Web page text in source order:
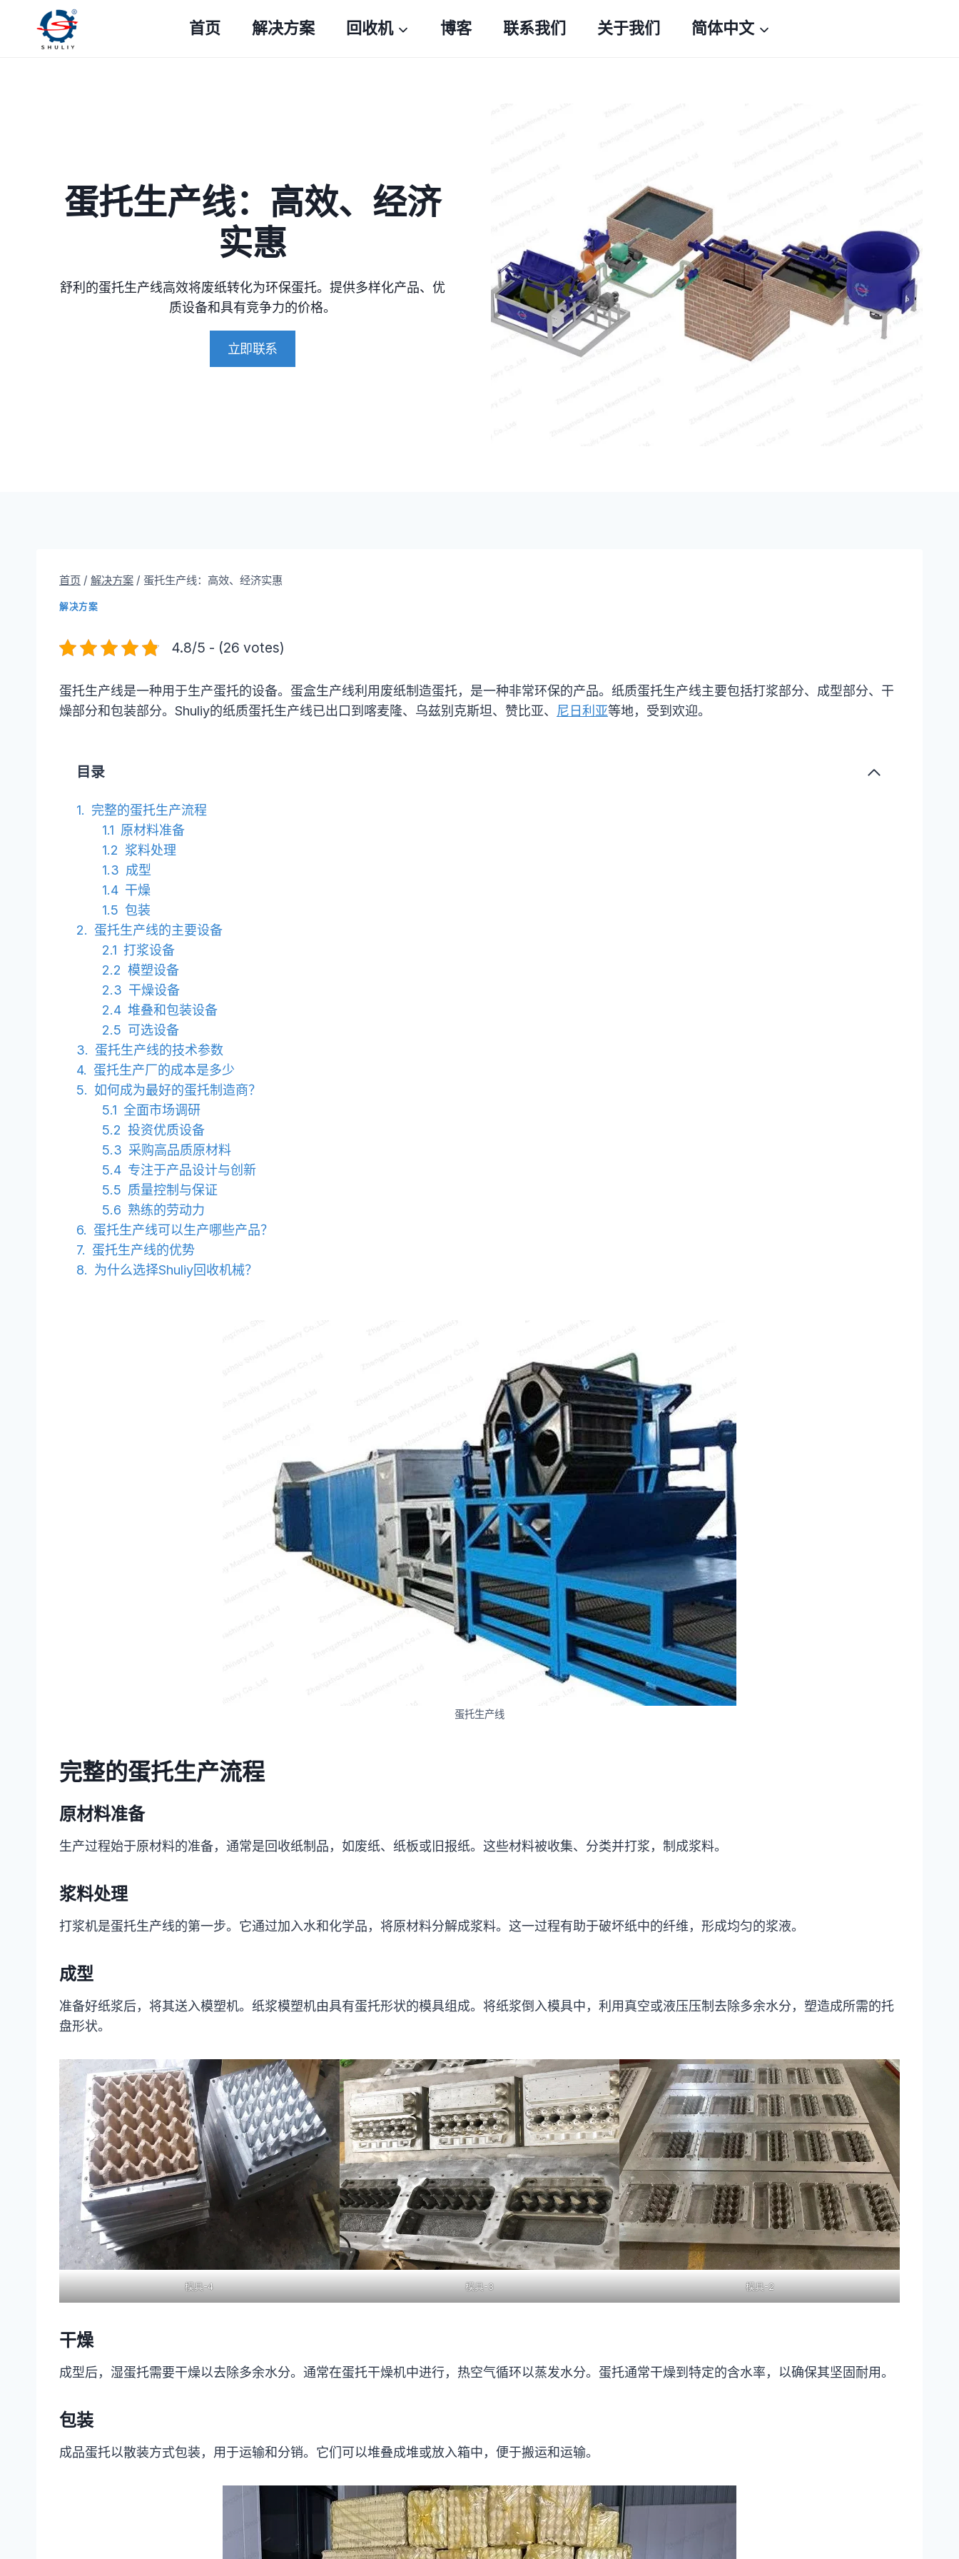
首页 解决方案 回收机 博客 联系我们 关于我们 简体中文
蛋托生产线：高效、经济
实惠
舒利的蛋托生产线高效将废纸转化为环保蛋托。提供多样化产品、优
质设备和具有竞争力的价格。
立即联系
首页 / 解决方案 / 蛋托生产线：高效、经济实惠
解决方案
4.8/5 - (26 votes)
蛋托生产线是一种用于生产蛋托的设备。蛋盒生产线利用废纸制造蛋托，是一种非常环保的产品。纸质蛋托生产线主要包括打浆部分、成型部分、干
燥部分和包装部分。Shuliy的纸质蛋托生产线已出口到喀麦隆、乌兹别克斯坦、赞比亚、 尼日利亚等地，受到欢迎。
目录
完整的蛋托生产流程
原材料准备
浆料处理
成型
干燥
包装
蛋托生产线的主要设备
打浆设备
模塑设备
干燥设备
堆叠和包装设备
可选设备
蛋托生产线的技术参数
蛋托生产厂的成本是多少
如何成为最好的蛋托制造商？
全面市场调研
投资优质设备
采购高品质原材料
专注于产品设计与创新
质量控制与保证
熟练的劳动力
蛋托生产线可以生产哪些产品？
蛋托生产线的优势
为什么选择Shuliy回收机械？
蛋托生产线
完整的蛋托生产流程
原材料准备
生产过程始于原材料的准备，通常是回收纸制品，如废纸、纸板或旧报纸。这些材料被收集、分类并打浆，制成浆料。
浆料处理
打浆机是蛋托生产线的第一步。它通过加入水和化学品，将原材料分解成浆料。这一过程有助于破坏纸中的纤维，形成均匀的浆液。
成型
准备好纸浆后，将其送入模塑机。纸浆模塑机由具有蛋托形状的模具组成。将纸浆倒入模具中，利用真空或液压压制去除多余水分，塑造成所需的托
盘形状。
模具-4 模具-3 模具-2
干燥
成型后，湿蛋托需要干燥以去除多余水分。通常在蛋托干燥机中进行，热空气循环以蒸发水分。蛋托通常干燥到特定的含水率，以确保其坚固耐用。
包装
成品蛋托以散装方式包装，用于运输和分销。它们可以堆叠成堆或放入箱中，便于搬运和运输。